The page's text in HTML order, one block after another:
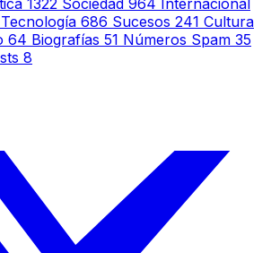
1322 Sociedad 964 Internacional
Tecnología 686 Sucesos 241 Cultura
64 Biografías 51 Números Spam 35
8